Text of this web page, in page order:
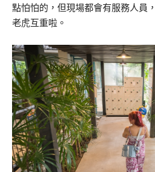
點怕怕的，但現場都會有服務人員
老虎互重啦。